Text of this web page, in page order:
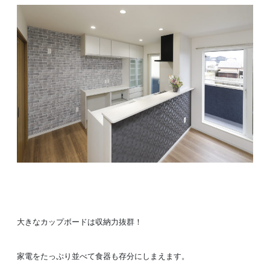
大きなカップボードは収納力抜群！
家電をたっぷり並べて食器も存分にしまえます。